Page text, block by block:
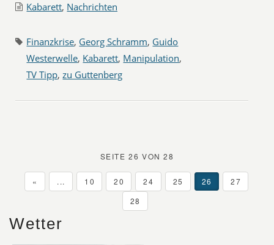
Kabarett, Nachrichten
Finanzkrise, Georg Schramm, Guido
Westerwelle, Kabarett, Manipulation,
TV Tipp,zu Guttenberg
SEITE 26 VON 28
« ... 10 20 24 25 26
27
28
Wetter